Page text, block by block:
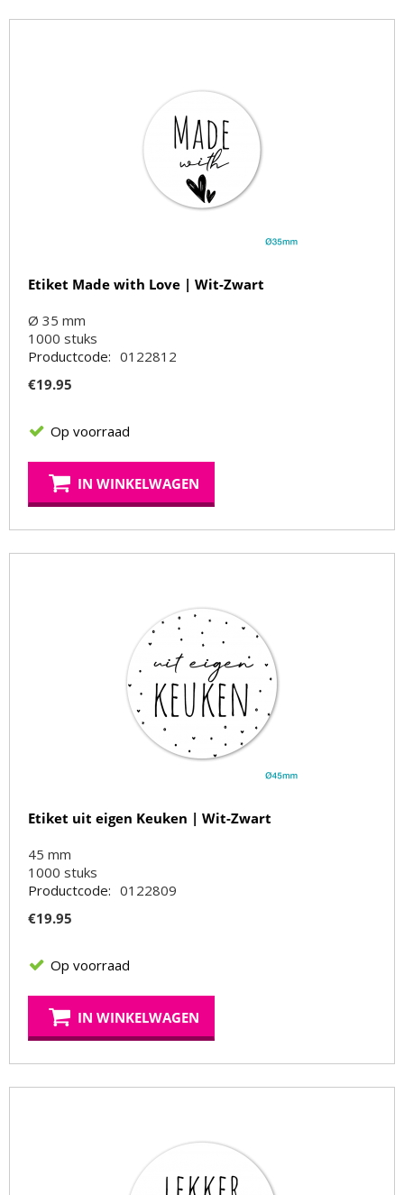
Etiket Made with Love | Wit-Zwart
Ø 35 mm
1000 stuks
Productcode: 0122812
€19.95
Op voorraad
IN WINKELWAGEN
Etiket uit eigen Keuken | Wit-Zwart
45 mm
1000 stuks
Productcode: 0122809
€19.95
Op voorraad
IN WINKELWAGEN